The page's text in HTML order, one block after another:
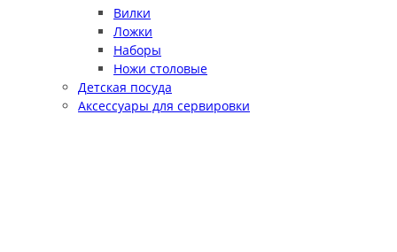
Вилки
Ложки
Наборы
Ножи столовые
Детская посуда
Аксессуары для сервировки